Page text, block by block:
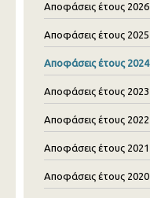
Αποφάσεις έτους 2026
Αποφάσεις έτους 2025
Αποφάσεις έτους 2024
Αποφάσεις έτους 2023
Αποφάσεις έτους 2022
Αποφάσεις έτους 2021
Αποφάσεις έτους 2020